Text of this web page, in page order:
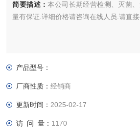
简要描述：本公司长期经营检测、灭菌
量有保证.详细价格请咨询在线人员.请直
产品型号：
厂商性质：经销商
更新时间： 2025-02-17
访 问 量： 1170